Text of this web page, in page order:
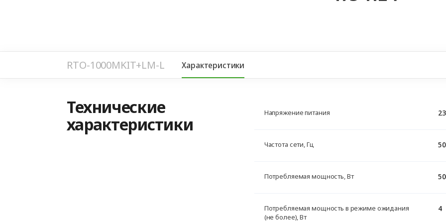
RTO-1000MKIT+LM-L Характеристики
Технические
характеристики
Напряжение питания
Частота сети, Гц 50
Потребляемая мощность, Вт
Потребляемая мощность в режиме ожидания
(не более), Вт
4